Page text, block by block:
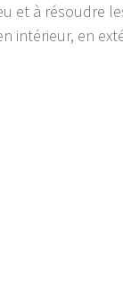
et à résoudre
intérieur, en